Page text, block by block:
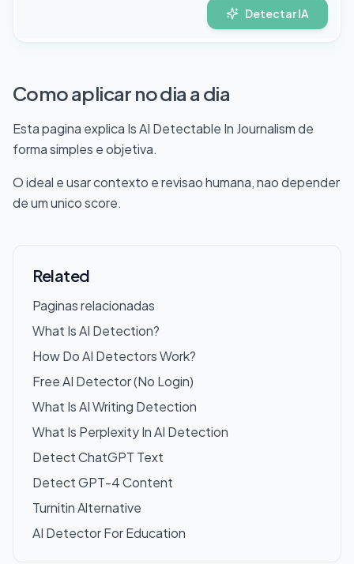
Detectar IA
Como aplicar no dia a dia
Esta pagina explica Is AI Detectable In Journalism de
forma simples e objetiva.
O ideal e usar contexto e revisao humana, nao depender
de um unico score.
Related
Paginas relacionadas
What Is AI Detection?
How Do AI Detectors Work?
Free AI Detector (No Login)
What Is AI Writing Detection
What Is Perplexity In AI Detection
Detect ChatGPT Text
Detect GPT-4 Content
Turnitin Alternative
AI Detector For Education